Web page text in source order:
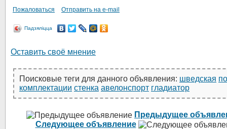
Пожаловаться Отправить на e-mail
Падзяліцца
Оставить своё мнение
Поисковые теги для данного объявления: шведская
комплектации стенка авелонспорт гладиатор
Предыдущее
Следующее объявление